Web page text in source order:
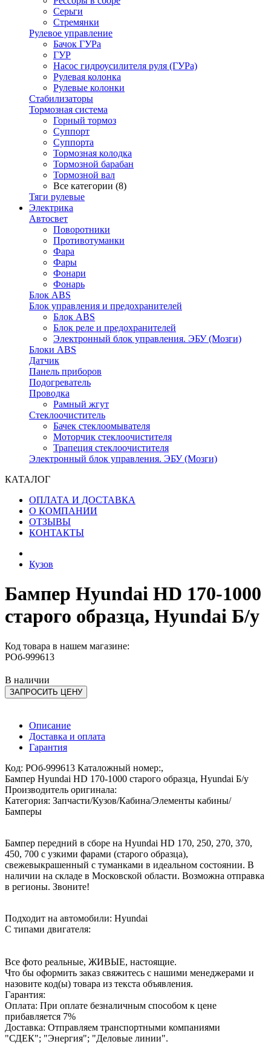
Серьги
Стремянки
Рулевое управление
Бачок ГУРа
ГУР
Насос гидроусилителя руля (ГУРа)
Рулевая колонка
Рулевые колонки
Стабилизаторы
Тормозная система
Горный тормоз
Суппорт
Суппорта
Тормозная колодка
Тормозной барабан
Тормозной вал
Все категории (8)
Тяги рулевые
Электрика
Автосвет
Поворотники
Противотуманки
Фара
Фары
Фонари
Фонарь
Блок ABS
Блок управления и предохранителей
Блок ABS
Блок реле и предохранителей
Электронный блок управления. ЭБУ (Мозги)
Блоки ABS
Датчик
Панель приборов
Подогреватель
Проводка
Рамный жгут
Стеклоочиститель
Бачек стеклоомывателя
Моторчик стеклоочистителя
Трапеция стеклоочистителя
Электронный блок управления. ЭБУ (Мозги)
КАТАЛОГ
ОПЛАТА И ДОСТАВКА
О КОМПАНИИ
ОТЗЫВЫ
КОНТАКТЫ
Кузов
Бампер Hyundai HD 170-1000
старого образца, Hyundai Б/у
Код товара в нашем магазине:
РОб-999613
В наличии
ЗАПРОСИТЬ ЦЕНУ
Описание
Доставка и оплата
Гарантия
Код: РОб-999613 Каталожный номер:,
Бампер Hyundai HD 170-1000 старого образца, Hyundai Б/у
Производитель оригинала:
Категория: Запчасти/Кузов/Кабина/Элементы кабины/
Бамперы
Бампер передний в сборе на Hyundai HD 170, 250, 270, 370,
450, 700 с узкими фарами (старого образца),
свежевыкрашенный с туманками в идеальном состоянии. В
наличии на складе в Московской области. Возможна отправка
в регионы. Звоните!
Подходит на автомобили: Hyundai
С типами двигателя:
Все фото реальные, ЖИВЫЕ, настоящие.
Что бы оформить заказ свяжитесь с нашими менеджерами и
назовите код(ы) товара из текста объявления.
Гарантия:
Оплата: При оплате безналичным способом к цене
прибавляется 7%
Доставка: Отправляем транспортными компаниями
"СДЕК"; "Энергия"; "Деловые линии".